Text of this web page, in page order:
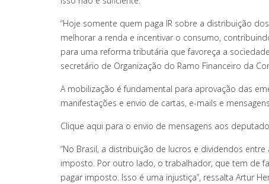
“Hoje somente quem paga IR sobre a distribuição
melhorar a renda e incentivar o consumo,
para uma reforma tributária que favoreça a
secretário de Organização do Ramo Financeiro da
A mobilização é fundamental para aprovação das
manifestações e envio de cartas, e-mails e
Clique aqui para o envio de mensagens aos
“No Brasil, a distribuição de lucros e dividendos
imposto. Por outro lado, o trabalhador, que tem de
pagar imposto. Isso é uma injustiça”, ressalta Artur